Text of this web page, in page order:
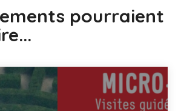
pourraient